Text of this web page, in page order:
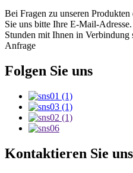
Bei Fragen zu unseren
Sie uns bitte Ihre E-Mail-
Stunden mit Ihnen in Verbindung
Anfrage
Folgen Sie uns
Kontaktieren Sie uns